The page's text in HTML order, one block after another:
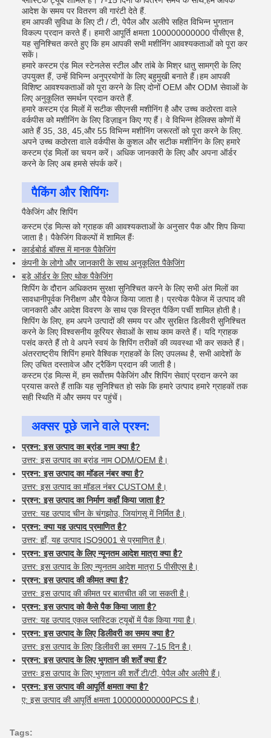
आदेश के समय पर वितरण की गारंटी देते हैं.
हम आपकी सुविधा के लिए टी / टी, पेपैल और अलीपे सहित विभिन्न भुगतान
विकल्प प्रदान करते हैं। हमारी आपूर्ति क्षमता 100000000000 पीसीएस है,
यह सुनिश्चित करते हुए कि हम आपकी सभी मशीनिंग आवश्यकताओं को पूरा कर
सकें।
हमारे कस्टम एंड मिल स्टेनलेस स्टील और तांबे के मिश्र धातु सामग्री के लिए
उपयुक्त हैं, उन्हें विभिन्न अनुप्रयोगों के लिए बहुमुखी बनाते हैं।हम आपकी
विशिष्ट आवश्यकताओं को पूरा करने के लिए दोनों OEM और ODM सेवाओं के
लिए अनुकूलित समर्थन प्रदान करते हैं.
हमारे कस्टम एंड मिलों में सटीक सीएनसी मशीनिंग है और उच्च कठोरता वाले
वर्कपीस को मशीनिंग के लिए डिज़ाइन किए गए हैं। वे विभिन्न हेलिक्स कोणों में
आते हैं 35, 38, 45,और 55 विभिन्न मशीनिंग जरूरतों को पूरा करने के लिए.
अपने उच्च कठोरता वाले वर्कपीस के कुशल और सटीक मशीनिंग के लिए हमारे
कस्टम एंड मिलों का चयन करें। अधिक जानकारी के लिए और अपना ऑर्डर
करने के लिए अब हमसे संपर्क करें।
पैकिंग और शिपिंगः
पैकेजिंग और शिपिंग
कस्टम एंड मिल्स को ग्राहक की आवश्यकताओं के अनुसार पैक और शिप किया
जाता है। पैकेजिंग विकल्पों में शामिल हैंः
कार्डबोर्ड बॉक्स में मानक पैकेजिंग
कंपनी के लोगो और जानकारी के साथ अनुकूलित पैकेजिंग
बड़े ऑर्डर के लिए थोक पैकेजिंग
शिपिंग के दौरान अधिकतम सुरक्षा सुनिश्चित करने के लिए सभी अंत मिलों का
सावधानीपूर्वक निरीक्षण और पैकेज किया जाता है। प्रत्येक पैकेज में उत्पाद की
जानकारी और आदेश विवरण के साथ एक विस्तृत पैकिंग पर्ची शामिल होती है।
शिपिंग के लिए, हम अपने उत्पादों की समय पर और सुरक्षित डिलीवरी सुनिश्चित
करने के लिए विश्वसनीय कूरियर सेवाओं के साथ काम करते हैं। यदि ग्राहक
पसंद करते हैं तो वे अपने स्वयं के शिपिंग तरीकों की व्यवस्था भी कर सकते हैं।
अंतरराष्ट्रीय शिपिंग हमारे वैश्विक ग्राहकों के लिए उपलब्ध है, सभी आदेशों के
लिए उचित दस्तावेज और ट्रैकिंग प्रदान की जाती है।
कस्टम एंड मिल्स में, हम सर्वोत्तम पैकेजिंग और शिपिंग सेवाएं प्रदान करने का
प्रयास करते हैं ताकि यह सुनिश्चित हो सके कि हमारे उत्पाद हमारे ग्राहकों तक
सही स्थिति में और समय पर पहुंचें।
अक्सर पूछे जाने वाले प्रश्न:
प्रश्न: इस उत्पाद का ब्रांड नाम क्या है?
उत्तर: इस उत्पाद का ब्रांड नाम ODM/OEM है।
प्रश्न: इस उत्पाद का मॉडल नंबर क्या है?
उत्तर: इस उत्पाद का मॉडल नंबर CUSTOM है।
प्रश्न: इस उत्पाद का निर्माण कहाँ किया जाता है?
उत्तर: यह उत्पाद चीन के चंगझोउ, जियांगसू में निर्मित है।
प्रश्न: क्या यह उत्पाद प्रमाणित है?
उत्तर: हाँ, यह उत्पाद ISO9001 से प्रमाणित है।
प्रश्न: इस उत्पाद के लिए न्यूनतम आदेश मात्रा क्या है?
उत्तर: इस उत्पाद के लिए न्यूनतम आदेश मात्रा 5 पीसीएस है।
प्रश्न: इस उत्पाद की कीमत क्या है?
उत्तर: इस उत्पाद की कीमत पर बातचीत की जा सकती है।
प्रश्न: इस उत्पाद को कैसे पैक किया जाता है?
उत्तर: यह उत्पाद एकल प्लास्टिक ट्यूबों में पैक किया गया है।
प्रश्न: इस उत्पाद के लिए डिलीवरी का समय क्या है?
उत्तर: इस उत्पाद के लिए डिलीवरी का समय 7-15 दिन है।
प्रश्न: इस उत्पाद के लिए भुगतान की शर्तें क्या हैं?
उत्तरः इस उत्पाद के लिए भुगतान की शर्तें टी/टी, पेपैल और अलीपे हैं।
प्रश्न: इस उत्पाद की आपूर्ति क्षमता क्या है?
ए: इस उत्पाद की आपूर्ति क्षमता 100000000000PCS है।
Tags: